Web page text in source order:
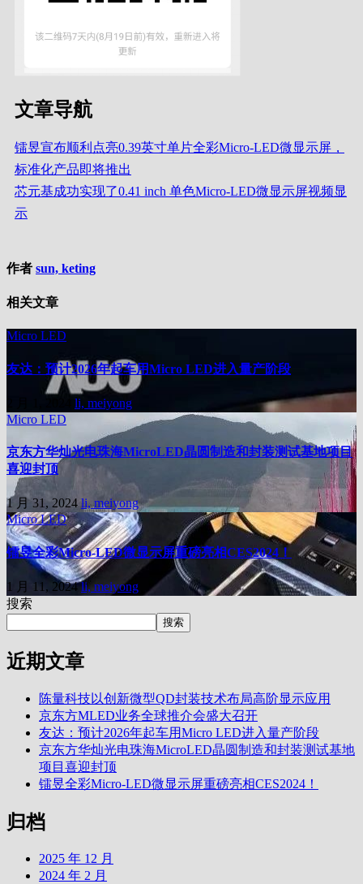
文章导航
镭昱宣布顺利点亮0.39英寸单片全彩Micro-LED微显示屏，
标准化产品即将推出
芯元基成功实现了0.41 inch 单色Micro-LED微显示屏视频显
示
作者 sun, keting
相关文章
Micro LED
友达：预计2026年起车用Micro LED进入量产阶段
li, meiyong
Micro LED
京东方华灿光电珠海MicroLED晶圆制造和封装测试基地项目
喜迎封顶
1 月 31, 2024li, meiyong
Micro LED
镭昱全彩Micro-LED微显示屏重磅亮相CES2024！
1 月 11, 2024li, meiyong
搜索
搜索
近期文章
陈量科技以创新微型QD封装技术布局高阶显示应用
京东方MLED业务全球推介会盛大召开
友达：预计2026年起车用Micro LED进入量产阶段
京东方华灿光电珠海MicroLED晶圆制造和封装测试基地
项目喜迎封顶
镭昱全彩Micro-LED微显示屏重磅亮相CES2024！
归档
2025 年 12 月
2024 年 2 月